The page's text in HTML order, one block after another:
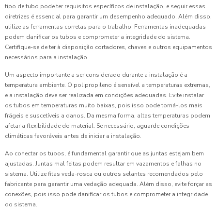
tipo de tubo pode ter requisitos específicos de instalação, e seguir essas
diretrizes é essencial para garantir um desempenho adequado. Além disso,
utilize as ferramentas corretas para o trabalho. Ferramentas inadequadas
podem danificar os tubos e comprometer a integridade do sistema.
Certifique-se de ter à disposição cortadores, chaves e outros equipamentos
necessários para a instalação.
Um aspecto importante a ser considerado durante a instalação é a
temperatura ambiente. O polipropileno é sensível a temperaturas extremas,
e a instalação deve ser realizada em condições adequadas. Evite instalar
os tubos em temperaturas muito baixas, pois isso pode torná-los mais
frágeis e suscetíveis a danos. Da mesma forma, altas temperaturas podem
afetar a flexibilidade do material. Se necessário, aguarde condições
climáticas favoráveis antes de iniciar a instalação.
Ao conectar os tubos, é fundamental garantir que as juntas estejam bem
ajustadas. Juntas mal feitas podem resultar em vazamentos e falhas no
sistema. Utilize fitas veda-rosca ou outros selantes recomendados pelo
fabricante para garantir uma vedação adequada. Além disso, evite forçar as
conexões, pois isso pode danificar os tubos e comprometer a integridade
do sistema.